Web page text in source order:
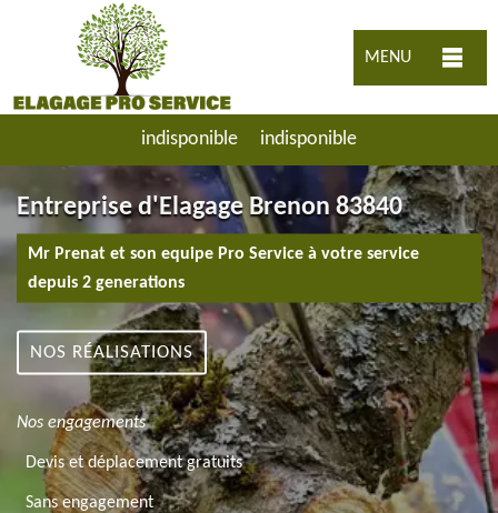
MENU
indisponible indisponible
Entreprise d'Elagage Brenon 83840
Mr Prenat et son equipe Pro Service à votre service
depuis 2 generations
NOS RÉALISATIONS
Nos engagements
Devis et déplacement gratuits
Sans engagement